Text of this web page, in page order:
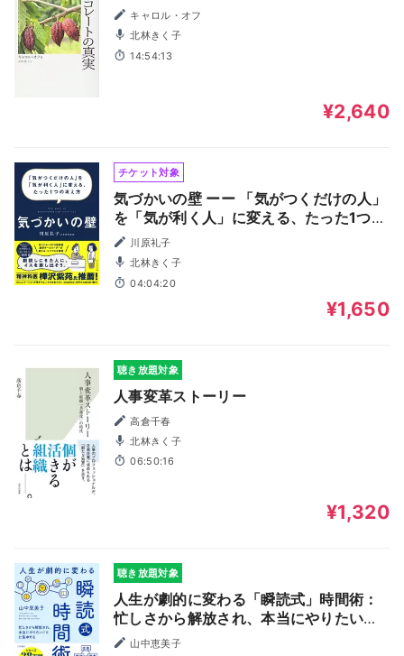
キャロル・オフ
北林きく子
14:54:13
¥2,640
チケット対象
気づかいの壁 ーー 「気がつくだけの人」
を「気が利く人」に変える、たった1つの
考え方
川原礼子
北林きく子
04:04:20
¥1,650
聴き放題対象
人事変革ストーリー
高倉千春
北林きく子
06:50:16
¥1,320
聴き放題対象
人生が劇的に変わる「瞬読式」時間術：
忙しさから解放され、本当にやりたいこ
とに集中する
山中恵美子